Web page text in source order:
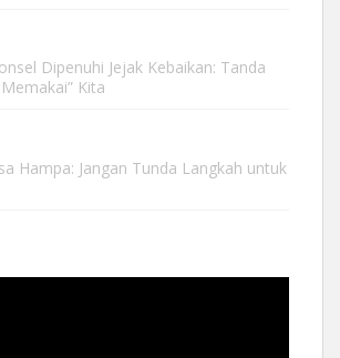
Dipenuhi Jejak Kebaikan: Tanda
Kita
Hampa: Jangan Tunda Langkah untuk